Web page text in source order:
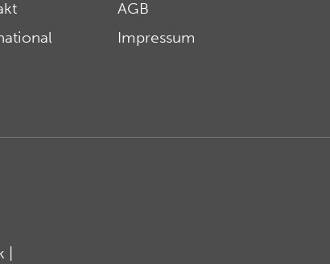
AGB
Impressum